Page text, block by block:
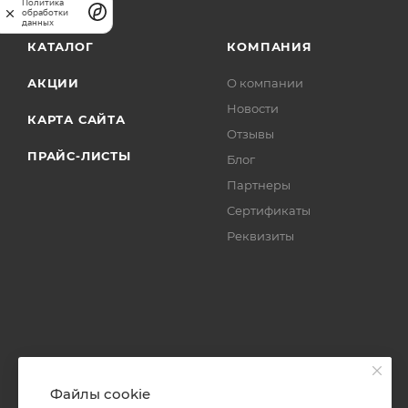
КАТАЛОГ
АКЦИИ
КАРТА САЙТА
ПРАЙС-ЛИСТЫ
КОМПАНИЯ
О компании
Новости
Отзывы
Блог
Партнеры
Сертификаты
Реквизиты
Файлы cookie
обработки
данных